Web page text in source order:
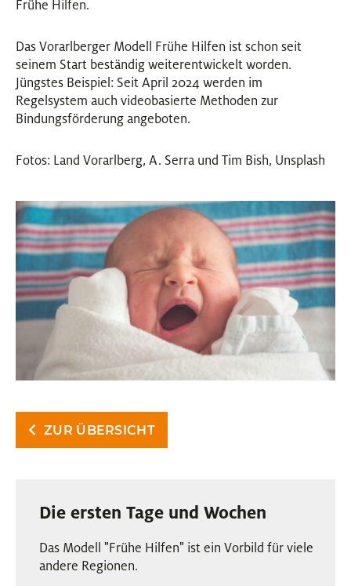
Frühe Hilfen.
Das Vorarlberger Modell Frühe Hilfen ist schon seit
seinem Start beständig weiterentwickelt worden.
Jüngstes Beispiel: Seit April 2024 werden im
Regelsystem auch videobasierte Methoden zur
Bindungsförderung angeboten.
Fotos: Land Vorarlberg, A. Serra und Tim Bish, Unsplash
ZUR ÜBERSICHT
Die ersten Tage und Wochen
Das Modell "Frühe Hilfen" ist ein Vorbild für viele
andere Regionen.